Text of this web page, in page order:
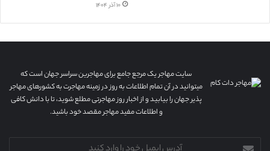
۱۰ آذر ۱۴۰۴
سایت مهاجر یک مرجع جامع برای مهاجرین سراسر جهان است که
میتوانید در آن تمام اطلاعات به روز در زمینه مهاجرت به کشورهای مهاجر
پذیر جهان را بیابید و از اخبار روز مهاجرتی مطلع شوید، تا با دانش کافی
و اطلاعات مفید مهاجر مقصد خود باشید.
آدرس